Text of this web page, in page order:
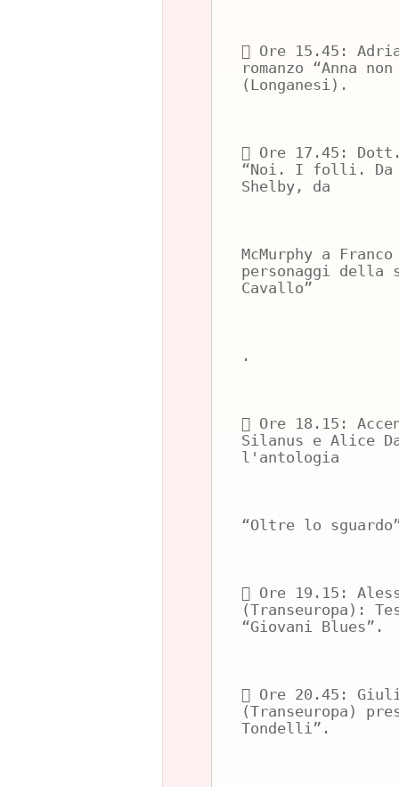
 Ore 15.45:
romanzo “Anna
(Longanesi).
 Ore 17.45:
“Noi. I folli. Da
Shelby, da
McMurphy a
personaggi della
Cavallo”
.
 Ore 18.15:
Silanus e Alice
l'antologia
“Oltre lo
 Ore 19.15:
(Transeuropa):
“Giovani Blues”.
 Ore 20.45:
(Transeuropa)
Tondelli”.